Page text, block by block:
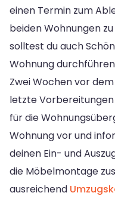
einen Termin zum
beiden Wohnungen
solltest du auch
Wohnung
Zwei Wochen vor
letzte
für die
Wohnung vor und
deinen Ein- und
die Möbelmontage
ausreichend